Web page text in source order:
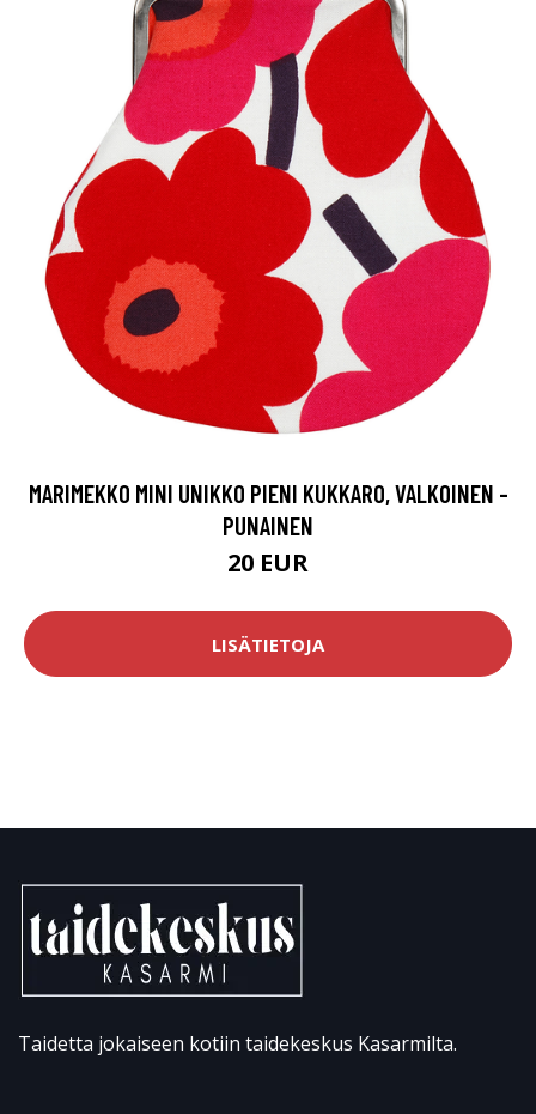
MARIMEKKO MINI UNIKKO PIENI KUKKARO, VALKOINEN -
PUNAINEN
20 EUR
LISÄTIETOJA
Taidetta jokaiseen kotiin taidekeskus Kasarmilta.